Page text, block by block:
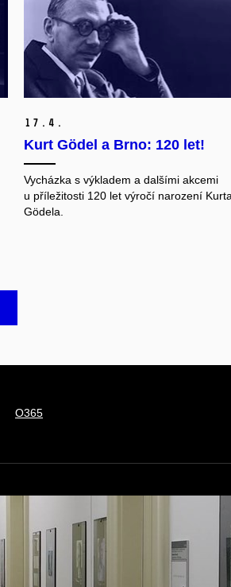
17. 4.
Kurt Gödel a Brno: 120 let!
Vycházka s výkladem a dalšími akcemi
u příležitosti 120 let výročí narození Kurta
Gödela.
O365